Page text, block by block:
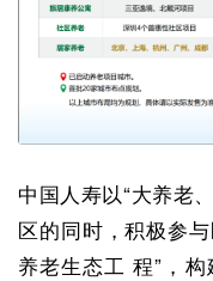
中国人寿以“大养老
区的同时，积极参
养老生态工 程”，